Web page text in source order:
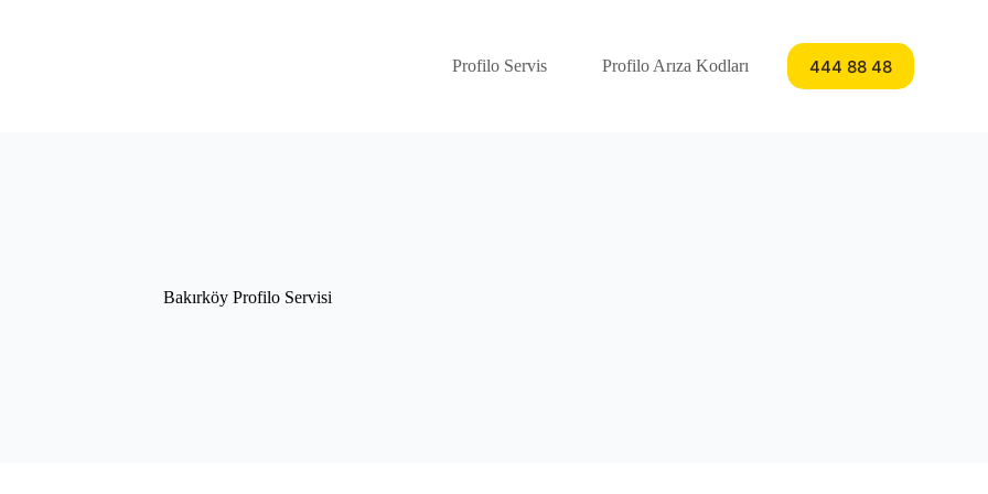
Profilo Servis Profilo Arıza Kodları 444 88 48
Bakırköy Profilo Servisi